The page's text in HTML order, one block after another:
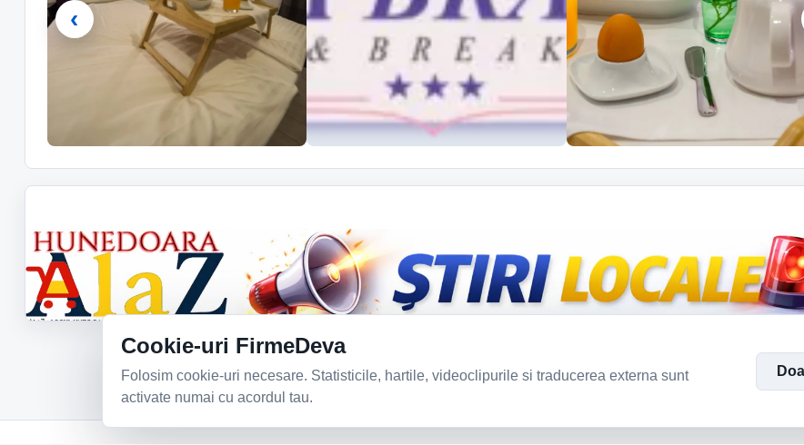
‹
Cookie-uri FirmeDeva
Folosim cookie-uri necesare. Statisticile, hartile, videoclipurile si traducerea externa sunt
activate numai cu acordul tau.